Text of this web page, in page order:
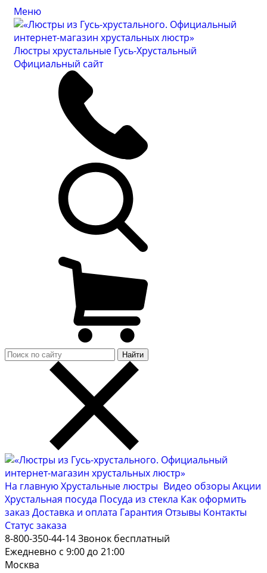
Меню
Люстры хрустальные Гусь-Хрустальный
Официальный сайт
Найти
На главнуюХрустальные люстры Видео обзоры Акции
Хрустальная посуда Посуда из стекла Как оформить
заказ Доставка и оплата Гарантия Отзывы Контакты
Cтатус заказа
8-800-350-44-14Звонок бесплатный
Ежедневно с 9:00 до 21:00
Москва